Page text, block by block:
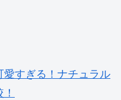
すぎる！ナチュラル